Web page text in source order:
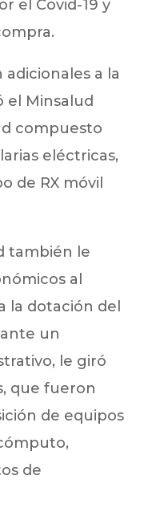
el Covid-19 y
a la
el Minsalud
compuesto
eléctricas,
de RX móvil
también le
al
la dotación del
un
le giró
que fueron
de equipos
de